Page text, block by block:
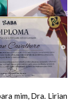
mim, Dra. Lirian